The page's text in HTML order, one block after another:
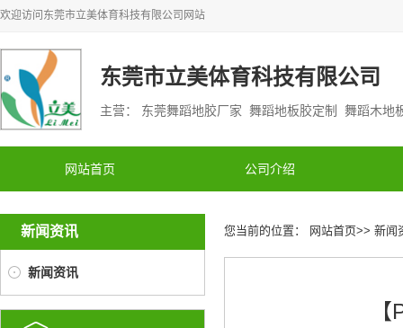
欢迎访问 东莞市立美体育科技有限公司 网站
东莞市立美体育科技有限公司
主营： 东莞舞蹈地胶厂家 舞蹈地板胶定制 舞蹈木
网站首页 公司介绍
新闻资讯
新闻资讯
您当前的位置： 网站首页>> 新闻